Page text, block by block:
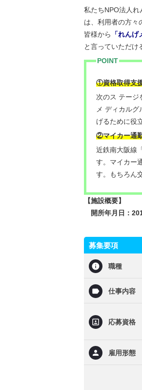
私たちNPO法人
は、利用者の方々
皆様から
「れん
と言っていただけ
POINT
①資格取得支
次のス テージ
メ ディカル
げるために役
②マイカー通
近鉄南大阪線
す。マイカー
す。もちろん
【施設概要】
開所年月日：
募集要項
職種
仕事内容
応募資格
雇用形態